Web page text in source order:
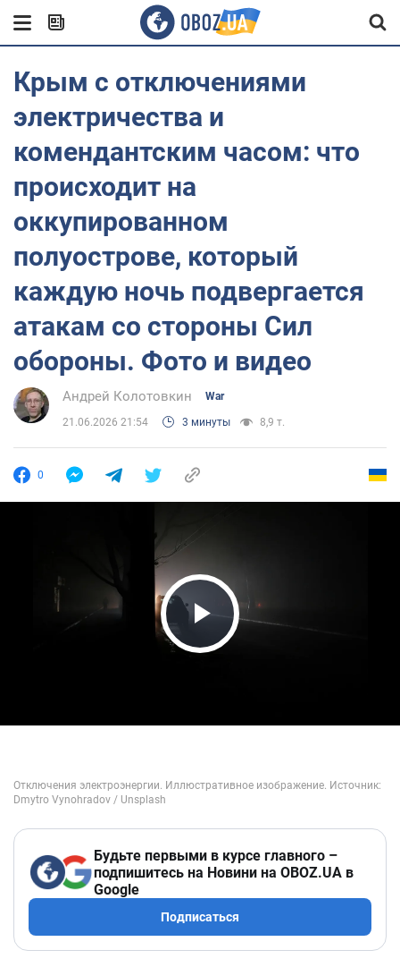
Крым с отключениями
электричества и
комендантским часом: что
происходит на
оккупированном
полуострове, который
каждую ночь подвергается
атакам со стороны Сил
обороны. Фото и видео
Андрей Колотовкин War
21.06.2026 21:54 3 минуты 8,9 т.
0
Play Video
Будьте первыми в курсе главного –
подпишитесь на Новини на OBOZ.UA в
Google
Подписаться